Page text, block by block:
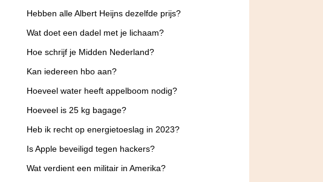
Hebben alle Albert Heijns dezelfde prijs?
Wat doet een dadel met je lichaam?
Hoe schrijf je Midden Nederland?
Kan iedereen hbo aan?
Hoeveel water heeft appelboom nodig?
Hoeveel is 25 kg bagage?
Heb ik recht op energietoeslag in 2023?
Is Apple beveiligd tegen hackers?
Wat verdient een militair in Amerika?